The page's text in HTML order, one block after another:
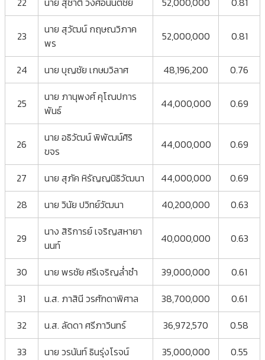
23
นาย สุวัฒน์ กฤษณวิภาค
พร
52,000,000 0.81
24 นาย บุญชัย เกษมวิลาศ 48,196,200 0.76
25
นาย ภานุพงศ์ คุโณปการ
พันธ์
44,000,000 0.69
26
นาย อธิวัฒน์ พิพัฒน์ศิริ
ขจร
44,000,000 0.69
27 นาย สุภัค หิรัญญนิธิวัฒนา 44,000,000
0.69
28
นาย วินัย ปวิทย์วัฒนา 40,200,000 0.63
29
นาง สิริการย์ เจริญสหายา
นนท์
40,000,000 0.63
30 นาย พรชัย ศรีเจริญล่ำซำ 39,000,000
0.61
31
น.ส. ภาสินี วรศักดาพิศาล 38,700,000
0.61
32
น.ส. ลัดดา ศรีภาวินทร์ 36,972,570
0.58
33
นาย วรนันท์ ธินรุ่งโรจน์ 35,000,000
0.55